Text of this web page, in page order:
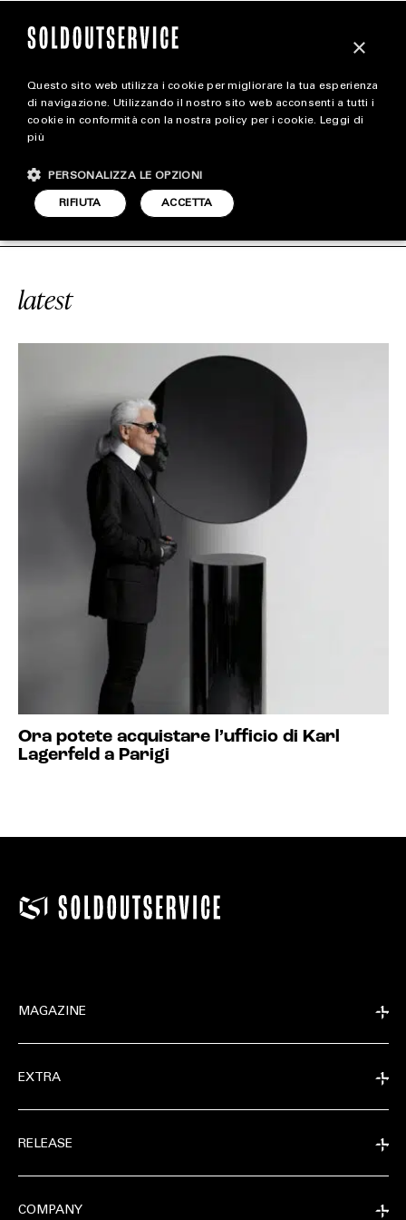
magazine
STYLE
FOOTWEAR
#UFFICIO SOLDOUTSERVICE
latest
Ora potete acquistare l’ufficio di Karl
Lagerfeld a Parigi
MAGAZINE
EXTRA
RELEASE
COMPANY
×
Questo sito web utilizza i cookie per migliorare la tua esperienza
di navigazione. Utilizzando il nostro sito web acconsenti a tutti i
cookie in conformità con la nostra policy per i cookie. Leggi di
più
ACCETTA
RIFIUTA
PERSONALIZZA LE OPZIONI